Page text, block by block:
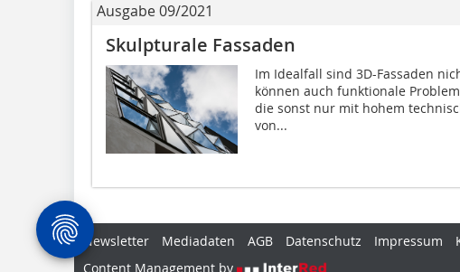
Ausgabe 09/2021
Skulpturale Fassaden
Im Idealfall sind 3D-Fassaden
können auch funktionale
die sonst nur mit hohem
von...
Newsletter Mediadaten AGB Datenschutz Impressum
Content Management by